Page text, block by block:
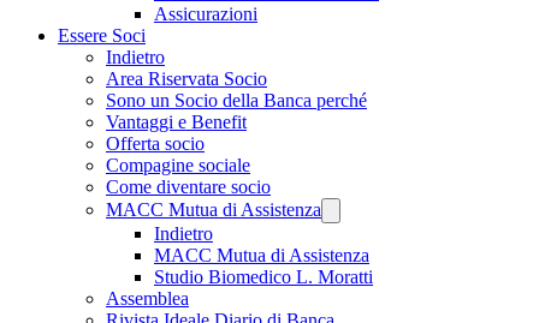
Assicurazioni
Essere Soci
Indietro
Area Riservata Socio
Sono un Socio della Banca perché
Vantaggi e Benefit
Offerta socio
Compagine sociale
Come diventare socio
MACC Mutua di Assistenza
Indietro
MACC Mutua di Assistenza
Studio Biomedico L. Moratti
Assemblea